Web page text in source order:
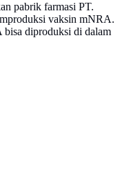
pabrik farmasi PT.
vaksin mNRA.
bisa diproduksi di dalam